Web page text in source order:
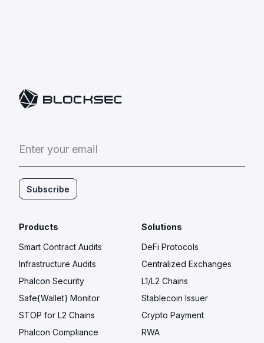
Enter your email
Subscribe
Products
Smart Contract Audits
Infrastructure Audits
Phalcon Security
Safe{Wallet} Monitor
STOP for L2 Chains
Phalcon Compliance
Solutions
DeFi Protocols
Centralized Exchanges
L1/L2 Chains
Stablecoin Issuer
Crypto Payment
RWA